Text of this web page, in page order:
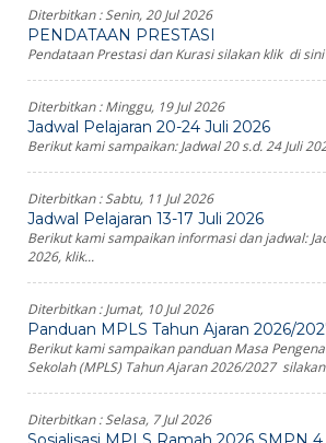
Diterbitkan :Senin, 20 Jul 2026
PENDATAAN PRESTASI
Pendataan Prestasi dan Kurasi silakan klik di sini
Diterbitkan :Minggu, 19 Jul 2026
Jadwal Pelajaran 20-24 Juli 2026
Berikut kami sampaikan: Jadwal 20 s.d. 24 Juli
Diterbitkan :Sabtu, 11 Jul 2026
Jadwal Pelajaran 13-17 Juli 2026
Berikut kami sampaikan informasi dan jadwal:
2026, klik...
Diterbitkan :Jumat, 10 Jul 2026
Panduan MPLS Tahun Ajaran 2026/
Berikut kami sampaikan panduan Masa
Sekolah (MPLS) Tahun Ajaran 2026/2027
Diterbitkan :Selasa, 7 Jul 2026